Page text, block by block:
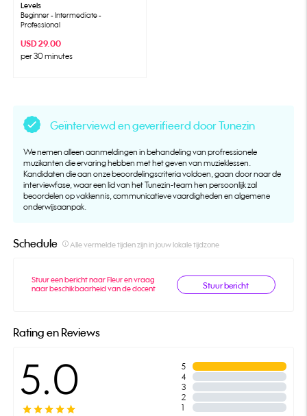
Levels
Beginner - Intermediate -
Professional
USD 29.00
per 30 minutes
Geïnterviewd en geverifieerd door Tunezin
We nemen alleen aanmeldingen in behandeling van profressionele
muzikanten die ervaring hebben met het geven van muzieklessen.
Kandidaten die aan onze beoordelingscriteria voldoen, gaan door naar de
interviewfase, waar een lid van het Tunezin-team hen persoonlijk zal
beoordelen op vakkennis, communicatieve vaardigheden en algemene
onderwijsaanpak.
Schedule info_outline
Alle vermelde tijden zijn in jouw lokale tijdzone
Stuur een bericht naar Fleur en vraag
naar beschikbaarheid van de docent
Stuur bericht
Rating en Reviews
5.0
5
4
3
2
1